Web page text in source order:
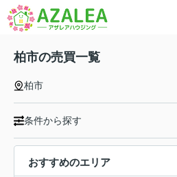
柏市の売買一覧
柏市
条件から探す
おすすめのエリア